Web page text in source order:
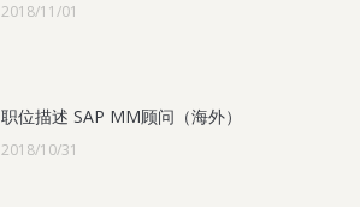
2018/11/01
职位描述 SAP MM顾问（海外）
2018/10/31